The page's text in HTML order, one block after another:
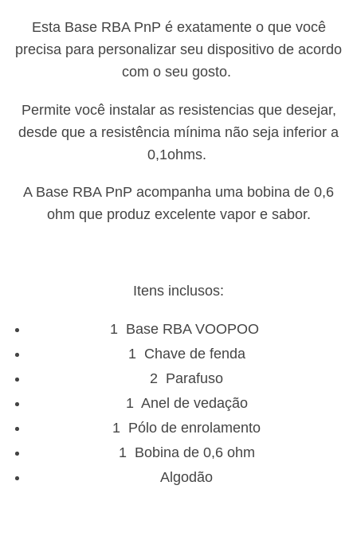
Esta Base RBA PnP é exatamente o que você
precisa para personalizar seu dispositivo de acordo
com o seu gosto.
Permite você instalar as resistencias que desejar,
desde que a resistência mínima não seja inferior a
0,1ohms.
A Base RBA PnP acompanha uma bobina de 0,6
ohm que produz excelente vapor e sabor.
Itens inclusos:
1 Base RBA VOOPOO
1 Chave de fenda
2 Parafuso
1 Anel de vedação
1 Pólo de enrolamento
1 Bobina de 0,6 ohm
Algodão